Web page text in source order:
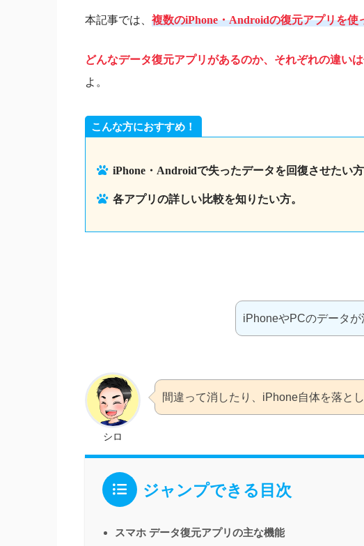
本記事では、 複数のiPhone・Androidの復元アプリを使
どんなデータ復元アプリがあるのか、それぞれの違い
よ。
こんな方におすすめ！
iPhone・Androidで失ったデータを回復させたい方
各アプリの詳しい比較を知りたい方。
iPhoneやPCのデータ
シロ
間違って消したり、iPhone自体を落と
ジャンプできる目次
スマホ データ復元アプリの主な機能